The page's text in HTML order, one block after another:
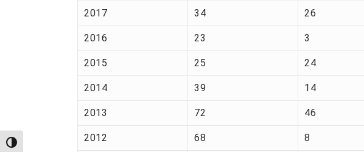
Alternar alto contraste
2017 34 26
2016 23 3
2015 25 24
2014 39 14
2013 72 46
2012 68 8